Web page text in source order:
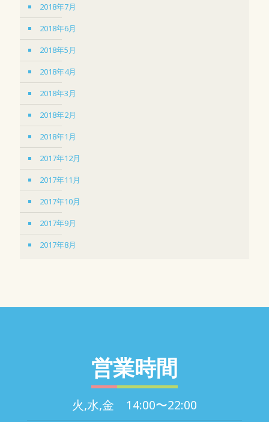
2018年7月
2018年6月
2018年5月
2018年4月
2018年3月
2018年2月
2018年1月
2017年12月
2017年11月
2017年10月
2017年9月
2017年8月
営業時間
火,水,金 14:00〜22:00